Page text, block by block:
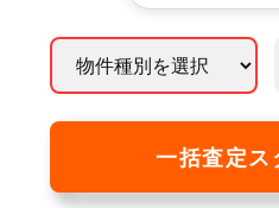
一括査定ス